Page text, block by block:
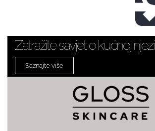
Zatražite savjet o kućnoj njezi
Saznajte više